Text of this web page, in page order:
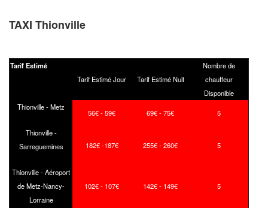
TAXI Thionville
Tarif Estimé
Tarif Estimé Jour
Tarif Estimé Nuit
Nombre de
chauffeur
Disponible
Thionville - Metz
56€ - 59€ 69€ - 75€ 5
Thionville -
Sarreguemines
182€ -187€ 255€ - 260€ 5
Thionville - Aéroport
de Metz-Nancy-
Lorraine
102€ - 107€ 142€ - 149€ 5